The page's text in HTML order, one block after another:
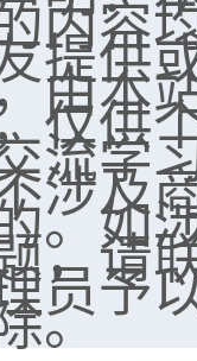
内容
提供
由本
仅供
流学
涉及
。如
，请
员予
。